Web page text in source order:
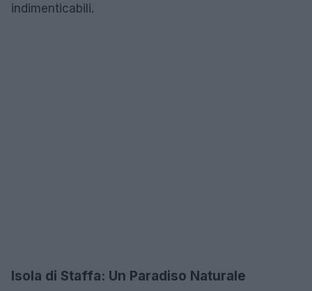
indimenticabili.
Isola di Staffa: Un Paradiso Naturale